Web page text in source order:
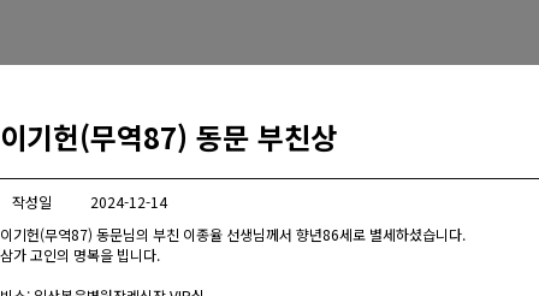
이기헌(무역87) 동문 부친상
작성일
2024-12-14
이기헌(무역87) 동문님의 부친 이종율 선생님께서 향년86세로 별세하셨습니다.
삼가 고인의 명복을 빕니다.